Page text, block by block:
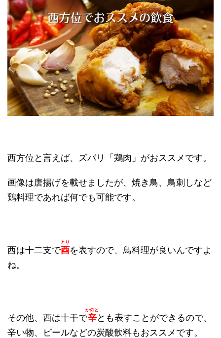
西方位と言えば、ズバリ「鶏肉」がおススメです。
画像は唐揚げを載せましたが、焼き鳥、鳥刺しなど
鶏料理であれば何でも可能です。
西は十二支で酉
とり
を表すので、鳥料理が良いんですよ
ね。
その他、西は十干で辛
かのと
とも表すことができるので、
辛い物、ビールなどの炭酸飲料もおススメです。